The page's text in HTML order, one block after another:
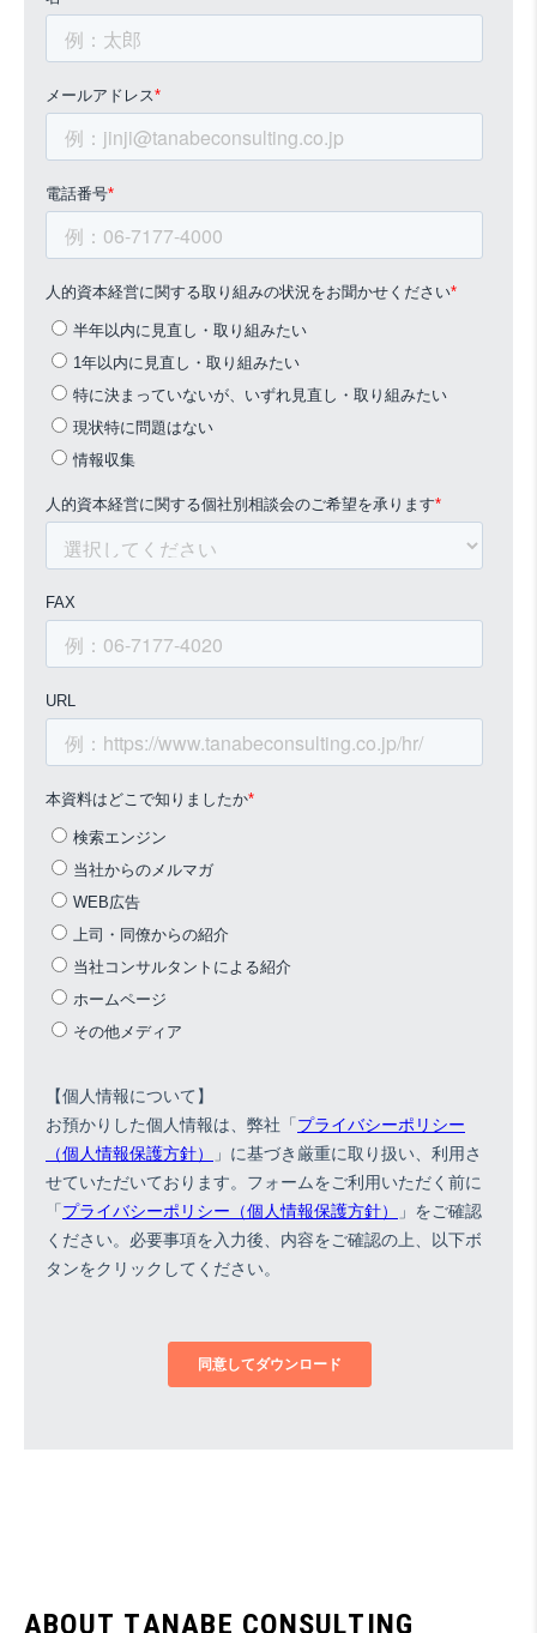
ABOUT TANABE CONSULTING